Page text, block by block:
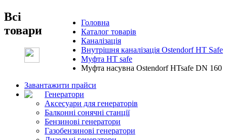
Головна
Каталог товарів
Каналізація
Внутрішня каналізація Ostendorf HT Safe
Муфта HT safe
Муфта насувна Ostendorf HTsafe DN 160
Всі
товари
Завантажити прайси
Генератори
Аксесуари для генераторів
Балконні сонячні станції
Бензинові генератори
Газобензинові генератори